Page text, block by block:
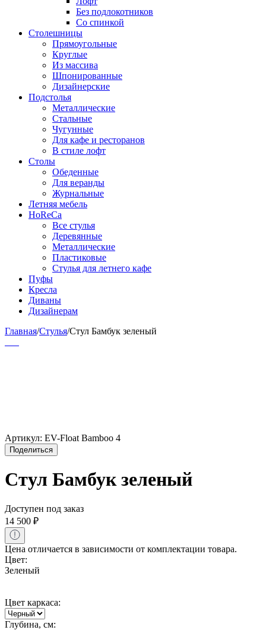
Без подлокотников
Со спинкой
Столешницы
Прямоугольные
Круглые
Из массива
Шпонированные
Дизайнерские
Подстолья
Металлические
Стальные
Чугунные
Для кафе и ресторанов
В стиле лофт
Столы
Обеденные
Для веранды
Журнальные
Летняя мебель
HoReCa
Все стулья
Деревянные
Металлические
Пластиковые
Стулья для летнего кафе
Пуфы
Кресла
Диваны
Дизайнерам
Главная/Стулья/Стул Бамбук зеленый
Артикул: EV-Float Bamboo 4
Поделиться
Стул Бамбук зеленый
Доступен под заказ
14 500 ₽
Цена отличается в зависимости от комплектации товара.
Цвет:
Зеленый
Цвет каркаса:
Глубина, см: